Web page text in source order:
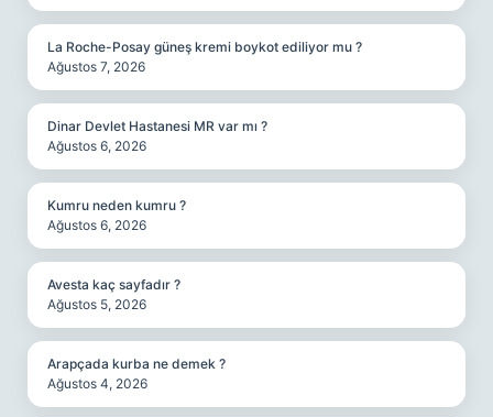
La Roche-Posay güneş kremi boykot ediliyor mu ?
Ağustos 7, 2026
Dinar Devlet Hastanesi MR var mı ?
Ağustos 6, 2026
Kumru neden kumru ?
Ağustos 6, 2026
Avesta kaç sayfadır ?
Ağustos 5, 2026
Arapçada kurba ne demek ?
Ağustos 4, 2026